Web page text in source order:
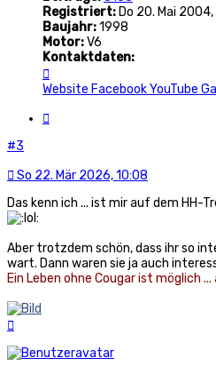
Registriert: Do 20. Mai
Baujahr:1998
Motor:V6
Kontaktdaten:
von
Website FacebookYouTube
#3
So 22. Mär 2026, 10:08
Das kenn ich ... ist mir auf dem HH-
Aber trotzdem schön, dass ihr so
wart. Dann waren sie ja auch
Ein Leben ohne Cougar ist möglich ...